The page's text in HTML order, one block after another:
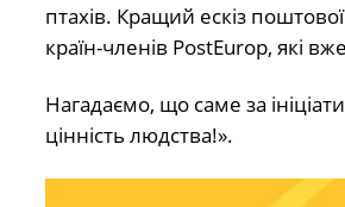
птахів. Кращий ескіз
країн-членів PostEurop, які
Нагадаємо, що саме за
цінність людства!».